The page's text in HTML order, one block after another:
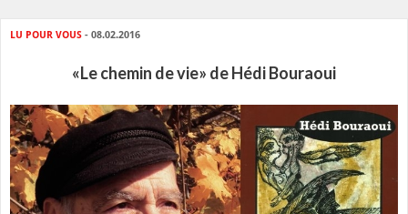
LU POUR VOUS - 08.02.2016
«Le chemin de vie» de Hédi Bouraoui